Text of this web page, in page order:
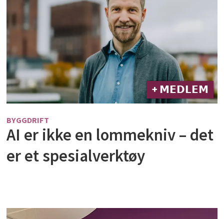
+ 𝗠𝗘𝗗𝗟𝗘𝗠
BYGGDRIFT
AI er ikke en lommekniv – det
er et spesialverktøy